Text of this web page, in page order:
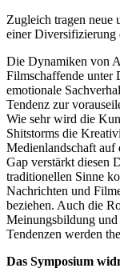
Zugleich tragen neue
einer Diversifizierung
Die Dynamiken von
Filmschaffende unter
emotionale
Tendenz zur
Wie sehr wird die
Shitstorms die
Medienlandschaft auf
Gap verstärkt diesen
traditionellen Sinne
Nachrichten und
beziehen. Auch die
Meinungsbildung
Tendenzen werden
Das Symposium